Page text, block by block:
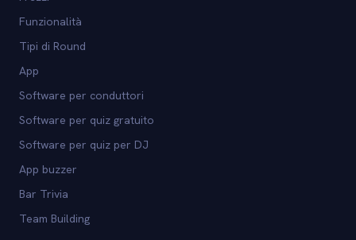
Funzionalità
Tipi di Round
App
Software per conduttori
Software per quiz gratuito
Software per quiz per DJ
App buzzer
Bar Trivia
Team Building